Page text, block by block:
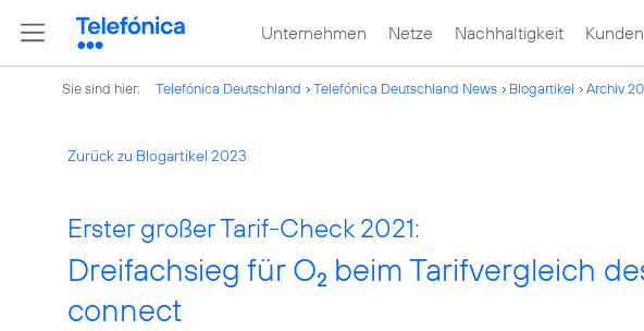
Unternehmen Netze Nachhaltigkeit Kunden
Sie sind hier: Telefónica Deutschland Telefónica Deutschland News Blogartikel Archiv
Zurück zu Blogartikel 2023
Erster großer Tarif-Check 2021:
Dreifachsieg für O2 beim Tarifvergleich
connect